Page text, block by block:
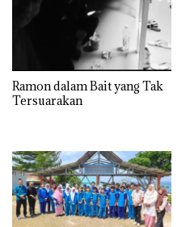
Ramon dalam Bait yang Tak
Tersuarakan